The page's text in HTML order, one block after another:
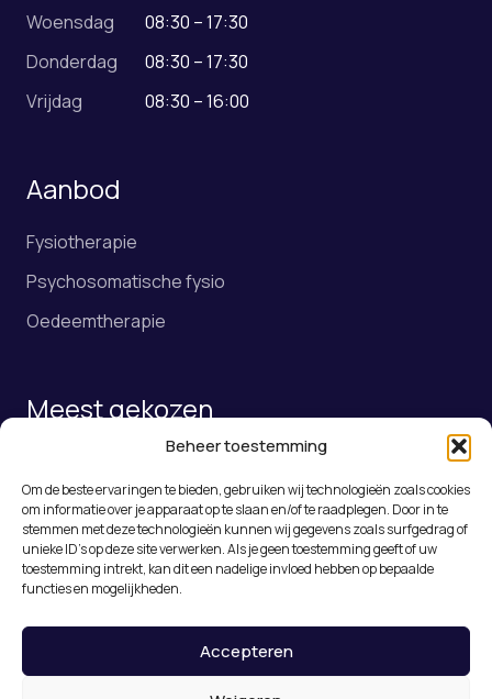
Beheer toestemming
Om de beste ervaringen te bieden, gebruiken wij technologieën zoals cookies
om informatie over je apparaat op te slaan en/of te raadplegen. Door in te
stemmen met deze technologieën kunnen wij gegevens zoals surfgedrag of
unieke ID's op deze site verwerken. Als je geen toestemming geeft of uw
toestemming intrekt, kan dit een nadelige invloed hebben op bepaalde
functies en mogelijkheden.
Accepteren
Woensdag
08:30 – 17:30
Donderdag
08:30 – 17:30
Vrijdag
08:30 – 16:00
Aanbod
Fysiotherapie
Psychosomatische fysio
Oedeemtherapie
Meest gekozen
Online afspraak maken
Rugklachten Roosendaal
Medical Taping
© 2026 De Nummer Één Fysiotherapeut in